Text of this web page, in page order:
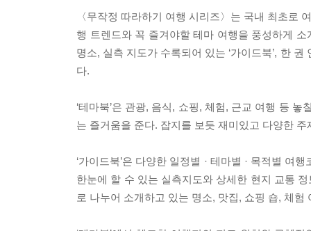
〈무작정 따라하기 여행 시리즈〉는 국내 최초로
행 트렌드와 꼭 즐겨야할 테마 여행을 풍성하게
명소, 실측 지도가 수록되어 있는 ‘가이드북’, 한
다.
‘테마북’은 관광, 음식, 쇼핑, 체험, 근교 여행 등
는 즐거움을 준다. 잡지를 보듯 재미있고 다양한
‘가이드북’은 다양한 일정별 · 테마별 · 목적별 여
한눈에 할 수 있는 실측지도와 상세한 현지 교통
로 나누어 소개하고 있는 명소, 맛집, 쇼핑 숍, 체